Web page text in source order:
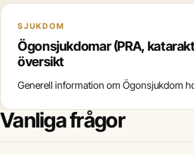
SJUKDOM
Ögonsjukdomar (PRA,
översikt
Generell information om Ögonsjukdom
Vanliga frågor